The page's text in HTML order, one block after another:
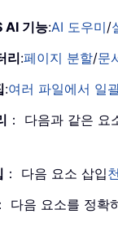
AI 기능:AI 도우미/
리:페이지 분할/문
:여러 파일에서 일
： 다음과 같은
： 다음 요소 삽입
： 다음 요소를 정확